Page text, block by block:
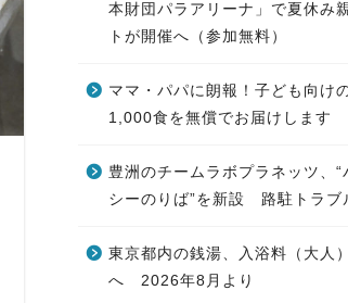
本財団パラアリーナ」で夏休み
トが開催へ（参加無料）
ママ・パパに朗報！子ども向け
1,000食を無償でお届けします
豊洲のチームラボプラネッツ、“
シーのりば”を新設 路駐トラブ
東京都内の銭湯、入浴料（大人
へ 2026年8月より